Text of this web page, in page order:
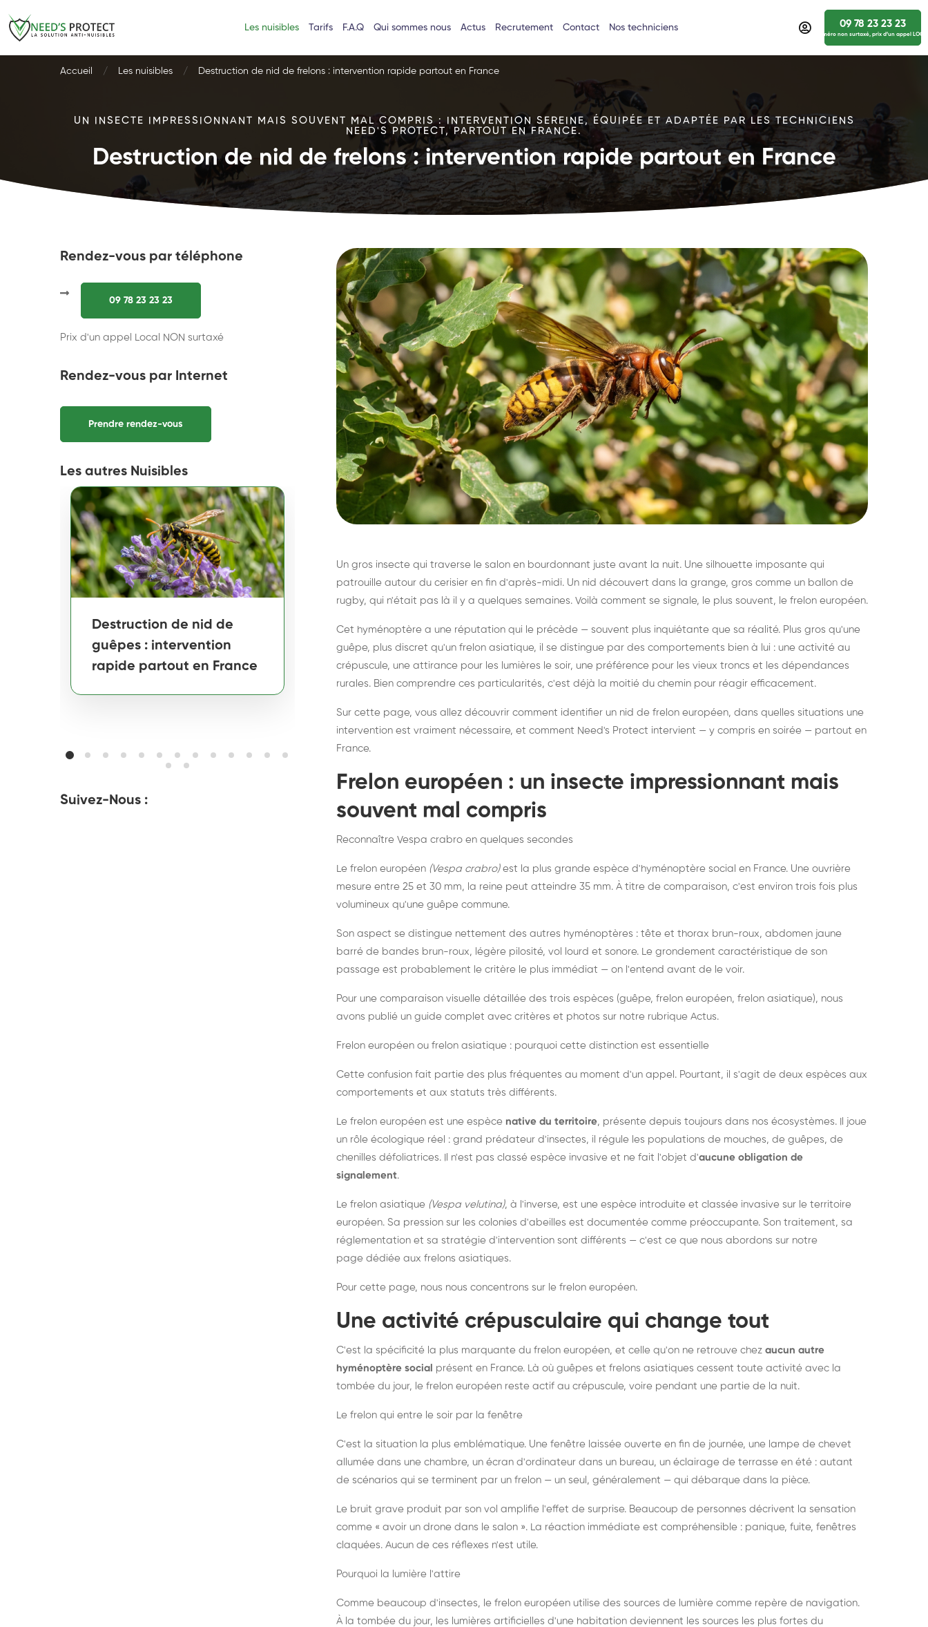
Les nuisibles Tarifs F.A.Q Qui sommes nous Actus Recrutement Contact Nos techniciens 09 78 23 23 23
numéro non surtaxé, prix d’un appel
Accueil Les nuisibles Destruction de nid de frelons : intervention rapide partout en France
UN INSECTE IMPRESSIONNANT MAIS SOUVENT MAL COMPRIS : INTERVENTION SEREINE, ÉQUIPÉE ET ADAPTÉE PAR LES TECHNICIENS
NEED'S PROTECT, PARTOUT EN FRANCE.
Destruction de nid de frelons : intervention rapide partout en France
Rendez-vous par téléphone
09 78 23 23 23
Prix d'un appel Local NON surtaxé
Rendez-vous par Internet
Prendre rendez-vous
Les autres Nuisibles
Destruction de nid de
guêpes : intervention
rapide partout en France
Destruction de nid de
frelons asiatiques :
intervention partout en
France
Dératisation : éliminer
durablement rats et
souris, partout en France
Suivez-Nous :
Un gros insecte qui traverse le salon en bourdonnant juste avant la nuit. Une silhouette imposante qui
patrouille autour du cerisier en fin d'après-midi. Un nid découvert dans la grange, gros comme un ballon de
rugby, qui n'était pas là il y a quelques semaines. Voilà comment se signale, le plus souvent, le frelon européen.
Cet hyménoptère a une réputation qui le précède — souvent plus inquiétante que sa réalité. Plus gros qu'une
guêpe, plus discret qu'un frelon asiatique, il se distingue par des comportements bien à lui : une activité au
crépuscule, une attirance pour les lumières le soir, une préférence pour les vieux troncs et les dépendances
rurales. Bien comprendre ces particularités, c'est déjà la moitié du chemin pour réagir efficacement.
Sur cette page, vous allez découvrir comment identifier un nid de frelon européen, dans quelles situations une
intervention est vraiment nécessaire, et comment Need's Protect intervient — y compris en soirée — partout en
France.
Frelon européen : un insecte impressionnant mais
souvent mal compris
Reconnaître Vespa crabro en quelques secondes
Le frelon européen (Vespa crabro)est la plus grande espèce d'hyménoptère social en France. Une ouvrière
mesure entre 25 et 30 mm, la reine peut atteindre 35 mm. À titre de comparaison, c'est environ trois fois plus
volumineux qu'une guêpe commune.
Son aspect se distingue nettement des autres hyménoptères : tête et thorax brun-roux, abdomen jaune
barré de bandes brun-roux, légère pilosité, vol lourd et sonore. Le grondement caractéristique de son
passage est probablement le critère le plus immédiat — on l'entend avant de le voir.
Pour une comparaison visuelle détaillée des trois espèces (guêpe, frelon européen, frelon asiatique), nous
avons publié un guide complet avec critères et photos sur notre rubrique Actus.
Frelon européen ou frelon asiatique : pourquoi cette distinction est essentielle
Cette confusion fait partie des plus fréquentes au moment d'un appel. Pourtant, il s'agit de deux espèces aux
comportements et aux statuts très différents.
Le frelon européen est une espèce native du territoire, présente depuis toujours dans nos écosystèmes. Il joue
un rôle écologique réel : grand prédateur d'insectes, il régule les populations de mouches, de guêpes, de
chenilles défoliatrices. Il n'est pas classé espèce invasive et ne fait l'objet d'aucune obligation de
signalement.
Le frelon asiatique (Vespa velutina), à l'inverse, est une espèce introduite et classée invasive sur le territoire
européen. Sa pression sur les colonies d'abeilles est documentée comme préoccupante. Son traitement, sa
réglementation et sa stratégie d'intervention sont différents — c'est ce que nous abordons sur notre
page dédiée aux frelons asiatiques.
Pour cette page, nous nous concentrons sur le frelon européen.
Une activité crépusculaire qui change tout
C'est la spécificité la plus marquante du frelon européen, et celle qu'on ne retrouve chez aucun autre
hyménoptère social présent en France. Là où guêpes et frelons asiatiques cessent toute activité avec la
tombée du jour, le frelon européen reste actif au crépuscule, voire pendant une partie de la nuit.
Le frelon qui entre le soir par la fenêtre
C'est la situation la plus emblématique. Une fenêtre laissée ouverte en fin de journée, une lampe de chevet
allumée dans une chambre, un écran d'ordinateur dans un bureau, un éclairage de terrasse en été : autant
de scénarios qui se terminent par un frelon — un seul, généralement — qui débarque dans la pièce.
Le bruit grave produit par son vol amplifie l'effet de surprise. Beaucoup de personnes décrivent la sensation
comme « avoir un drone dans le salon ». La réaction immédiate est compréhensible : panique, fuite, fenêtres
claquées. Aucun de ces réflexes n'est utile.
Pourquoi la lumière l'attire
Comme beaucoup d'insectes, le frelon européen utilise des sources de lumière comme repère de navigation.
À la tombée du jour, les lumières artificielles d'une habitation deviennent les sources les plus fortes du